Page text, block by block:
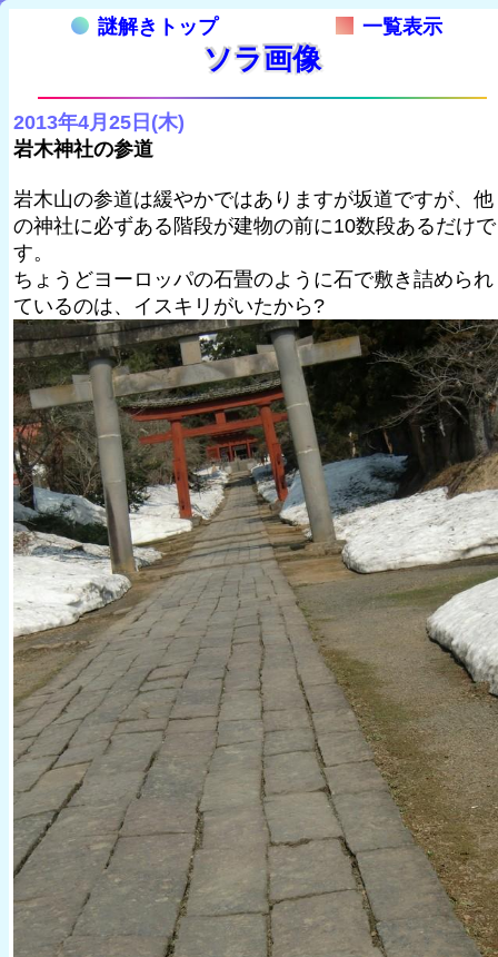
謎解きトップ 一覧表示
ソラ画像
2013年4月25日(木)
岩木神社の参道
岩木山の参道は緩やかではありますが坂道ですが、他
の神社に必ずある階段が建物の前に10数段あるだけで
す。
ちょうどヨーロッパの石畳のように石で敷き詰められ
ているのは、イスキリがいたから?